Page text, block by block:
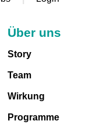
Über uns
Story
Team
Wirkung
Programme